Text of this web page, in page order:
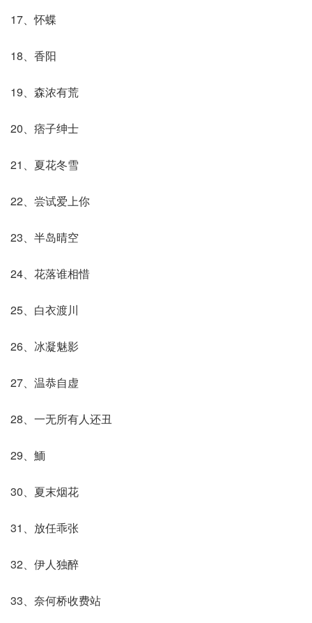
17、怀蝶
18、香阳
19、森浓有荒
20、痞子绅士
21、夏花冬雪
22、尝试爱上你
23、半岛晴空
24、花落谁相惜
25、白衣渡川
26、冰凝魅影
27、温恭自虚
28、一无所有人还丑
29、鮞
30、夏末烟花
31、放任乖张
32、伊人独醉
33、奈何桥收费站